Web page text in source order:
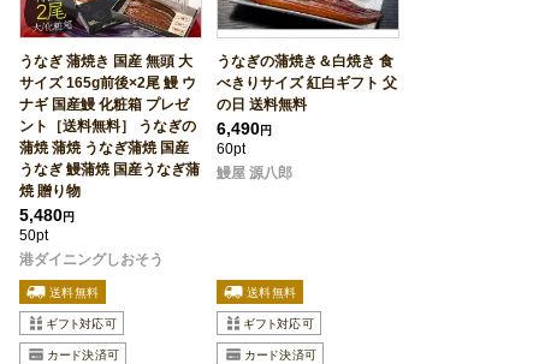
うなぎ 蒲焼き 国産 無頭 大
サイズ 165g前後×2尾 鰻 ウ
ナギ 国産鰻 化粧箱 プレゼ
ント［送料無料］ うなぎの
蒲焼 蒲焼 うなぎ蒲焼 国産
うなぎ 鰻蒲焼 国産うなぎ蒲
焼 贈り物
5,480円
50pt
港ダイニングしおそう
うなぎの蒲焼き＆白焼き 食
べきりサイズ 紅白ギフト 父
の日 送料無料
6,490円
60pt
鰻屋 源八郎